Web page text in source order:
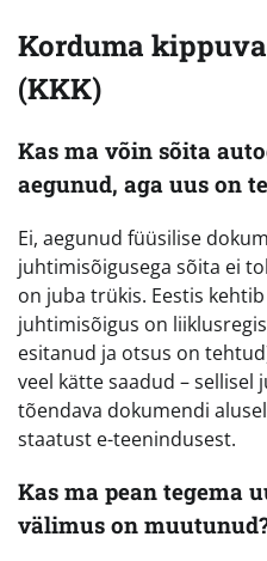
Korduma
(KKK)
Kas ma võin sõita
aegunud, aga uus on
Ei, aegunud füüsilise
juhtimisõigusega sõita ei
on juba trükis. Eestis
juhtimisõigus on
esitanud ja otsus on
veel kätte saadud –
tõendava dokumendi
staatust e-teenindusest.
Kas ma pean tegema
välimus on